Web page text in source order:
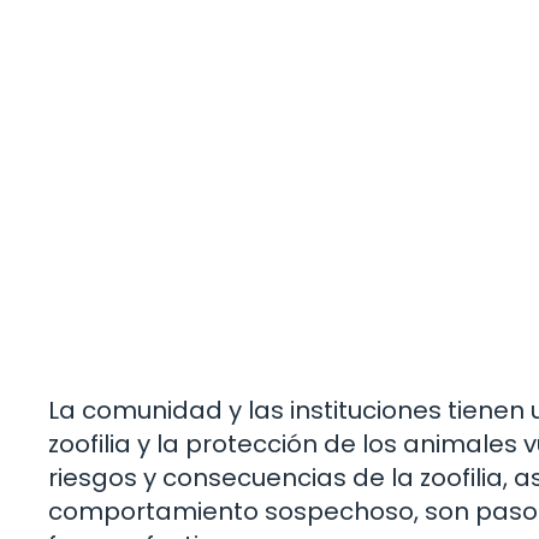
La comunidad y las instituciones
zoofilia y la protección de los animales
riesgos y consecuencias de la zoofilia,
comportamiento sospechoso, son